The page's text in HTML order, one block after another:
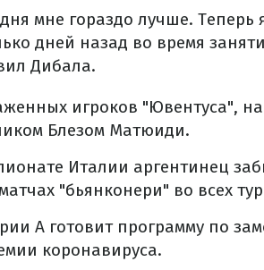
мне гораздо лучше. Теперь
дней назад во время
Дибала.
игроков "Ювентуса",
Блезом Матюиди.
Италии аргентинец
"бьянконери" во всех
А готовит программу по
коронавируса.